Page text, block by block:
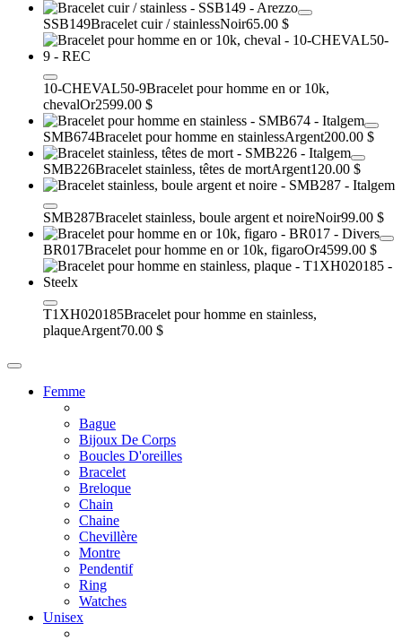
SSB149Bracelet cuir / stainlessNoir65.00 $
10-CHEVAL50-9Bracelet pour homme en or 10k,
chevalOr2599.00 $
SMB674Bracelet pour homme en stainlessArgent200.00 $
SMB226Bracelet stainless, têtes de mortArgent120.00 $
SMB287Bracelet stainless, boule argent et noireNoir99.00 $
BR017Bracelet pour homme en or 10k, figaroOr4599.00 $
T1XH020185Bracelet pour homme en stainless,
plaqueArgent70.00 $
Femme
Bague
Bijoux De Corps
Boucles D'oreilles
Bracelet
Breloque
Chain
Chaine
Chevillère
Montre
Pendentif
Ring
Watches
Unisex